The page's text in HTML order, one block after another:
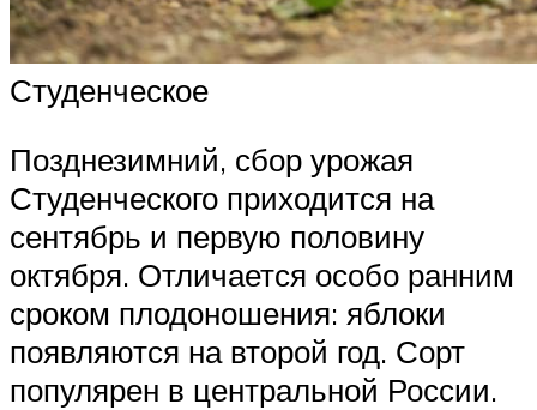
Студенческое
Позднезимний, сбор урожая
Студенческого приходится на
сентябрь и первую половину
октября. Отличается особо ранним
сроком плодоношения: яблоки
появляются на второй год. Сорт
популярен в центральной России.